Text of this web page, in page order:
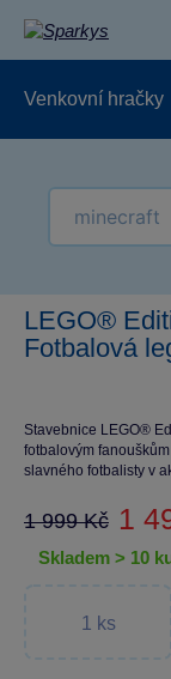
Venkovní hračky
LEGO®
Fotbalová
Stavebnice LEGO®
fotbalovým
slavného fotbalisty v
1 999 Kč 1
skladem > 10